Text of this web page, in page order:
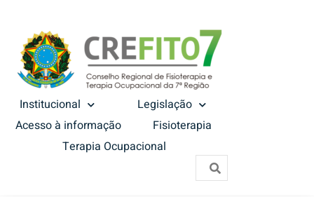
Institucional
Legislação
Acesso à informação
Fisioterapia
Terapia Ocupacional